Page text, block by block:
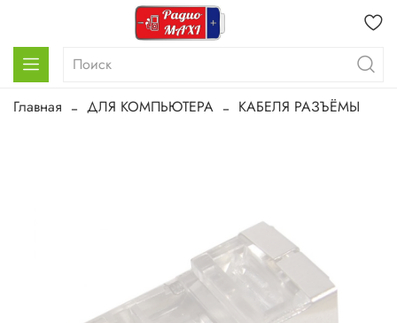
Главная ДЛЯ КОМПЬЮТЕРА КАБЕЛЯ РАЗЪЁМЫ